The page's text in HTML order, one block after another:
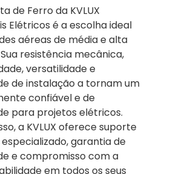
de Ferro da KVLUX
Elétricos é a escolha ideal
aéreas de média e alta
resistência mecânica,
versatilidade e
de instalação a tornam um
confiável e de
para projetos elétricos.
a KVLUX oferece suporte
garantia de
e compromisso com a
em todos os seus